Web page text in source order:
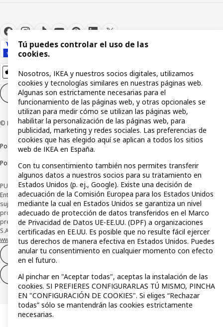
Configuración de cookies ES
© Inter IKEA Systems B.V 1999-2026
Política de privacidad Política de cookies
Términos y condiciones
Política de divulgación responsable
PUBLICIDAD: *Financiación a través de la tarjeta IKEA VISA emitida por la
Entidad de Pago híbrida CaixaBank Payments & Consumer, E.F.C., E.P., S.A.U., y
sujeta a su organización. La entidad ha escogido como sistema de
protección de los fondos recibidos de usuarios de servicios de pago que
presta su depósito en una cuenta bancaria separada abierta en CaixaBank,
S.A. Conoce más acerca de las formas de pago de tu tarjeta aquí:
www.caixabankpc.com/es/productos. ​
Desistimiento del contrato
Desistimiento de solo servicios
Tú puedes controlar el uso de las
cookies.
Nosotros, IKEA y nuestros socios digitales, utilizamos
cookies y tecnologías similares en nuestras páginas web.
Algunas son estrictamente necesarias para el
funcionamiento de las páginas web, y otras opcionales se
utilizan para medir cómo se utilizan las páginas web,
habilitar la personalización de las páginas web, para
publicidad, marketing y redes sociales. Las preferencias de
cookies que has elegido aquí se aplican a todos los sitios
web de IKEA en España.
Con tu consentimiento también nos permites transferir
algunos datos a nuestros socios para su tratamiento en
Estados Unidos (p. ej., Google). Existe una decisión de
adecuación de la Comisión Europea para los Estados Unidos
mediante la cual en Estados Unidos se garantiza un nivel
adecuado de protección de datos transferidos en el Marco
de Privacidad de Datos UE-EE.UU. (DPF) a organizaciones
certificadas en EE.UU. Es posible que no resulte fácil ejercer
tus derechos de manera efectiva en Estados Unidos. Puedes
anular tu consentimiento en cualquier momento con efecto
en el futuro.
Al pinchar en "Aceptar todas", aceptas la instalación de las
cookies. SI PREFIERES CONFIGURARLAS TÚ MISMO, PINCHA
EN "CONFIGURACIÓN DE COOKIES". Si eliges “Rechazar
todas” sólo se mantendrán las cookies estrictamente
necesarias.